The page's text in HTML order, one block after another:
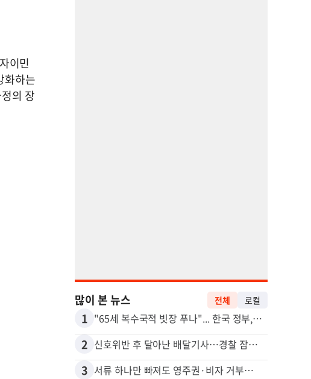
이민
화하는
의 장
많이 본 뉴스 전체 로컬
1 "65세 복수국적 빗장 푸나"... 한국 정부, 연령 완화 전면 추진
2 신호위반 후 달아난 배달기사…경찰 잠복해 잡고보니 ‘반전’
3 서류 하나만 빠져도 영주권·비자 거부…심사관 재량권 대폭 확대